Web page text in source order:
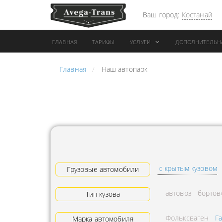
Ваш город: Костанай
ГЛАВНАЯ ТАРИФЫ УСЛУГИ
АРЕНДА АВТОБУСА
ГРУЗОВАЯ ТЕХНИКА
ПЕРЕВОЗКА ТРУБ
АРЕНДА БУЛЬДОЗЕРА
Главная Наш автопарк
Грузовые автомобили с крытым кузовом
Тип кузова автовоз
Марка автомобиля Фольксваген